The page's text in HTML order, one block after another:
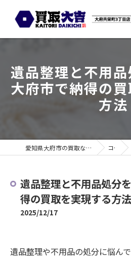
遺品整理と不用
大府市で納得の
方法
愛知県大府市の買取なら買取大吉 大府共栄町3丁目店 コラム
遺品整理と不用品処分
得の買取を実現する方法
2025/12/17
遺品整理や不用品の処分に悩ん